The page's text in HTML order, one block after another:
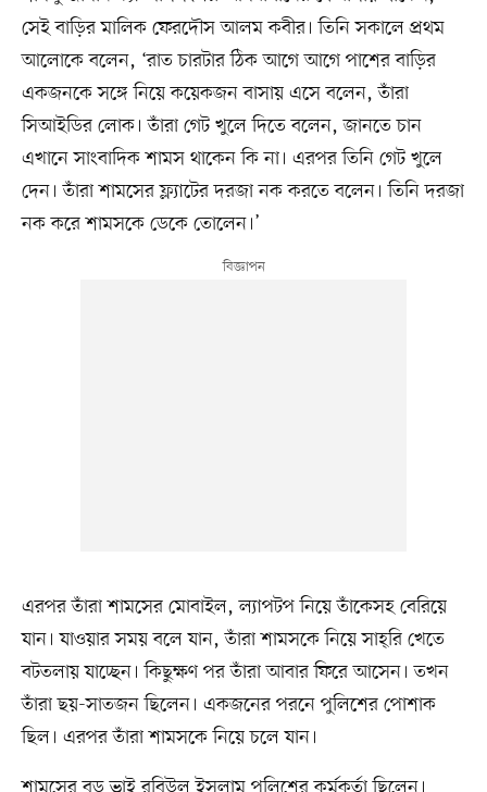
সেই বাড়ির মালিক ফেরদৌস আলম কবীর। তিনি সকালে প্রথম
আলোকে বলেন, ‘রাত চারটার ঠিক আগে আগে পাশের বাড়ির
একজনকে সঙ্গে নিয়ে কয়েকজন বাসায় এসে বলেন, তাঁরা
সিআইডির লোক। তাঁরা গেট খুলে দিতে বলেন, জানতে চান
এখানে সাংবাদিক শামস থাকেন কি না। এরপর তিনি গেট খুলে
দেন। তাঁরা শামসের ফ্ল্যাটের দরজা নক করতে বলেন। তিনি দরজা
নক করে শামসকে ডেকে তোলেন।’
এরপর তাঁরা শামসের মোবাইল, ল্যাপটপ নিয়ে তাঁকেসহ বেরিয়ে
যান। যাওয়ার সময় বলে যান, তাঁরা শামসকে নিয়ে সাহ্‌রি খেতে
বটতলায় যাচ্ছেন। কিছুক্ষণ পর তাঁরা আবার ফিরে আসেন। তখন
তাঁরা ছয়-সাতজন ছিলেন। একজনের পরনে পুলিশের পোশাক
ছিল। এরপর তাঁরা শামসকে নিয়ে চলে যান।